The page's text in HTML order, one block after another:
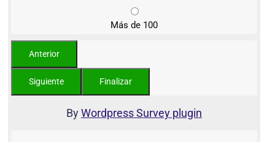
Más de 100
ByWordpress Survey plugin